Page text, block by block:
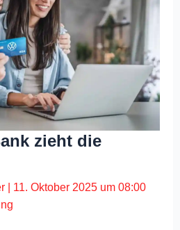
zieht die
11. Oktober 2025 um 08:00